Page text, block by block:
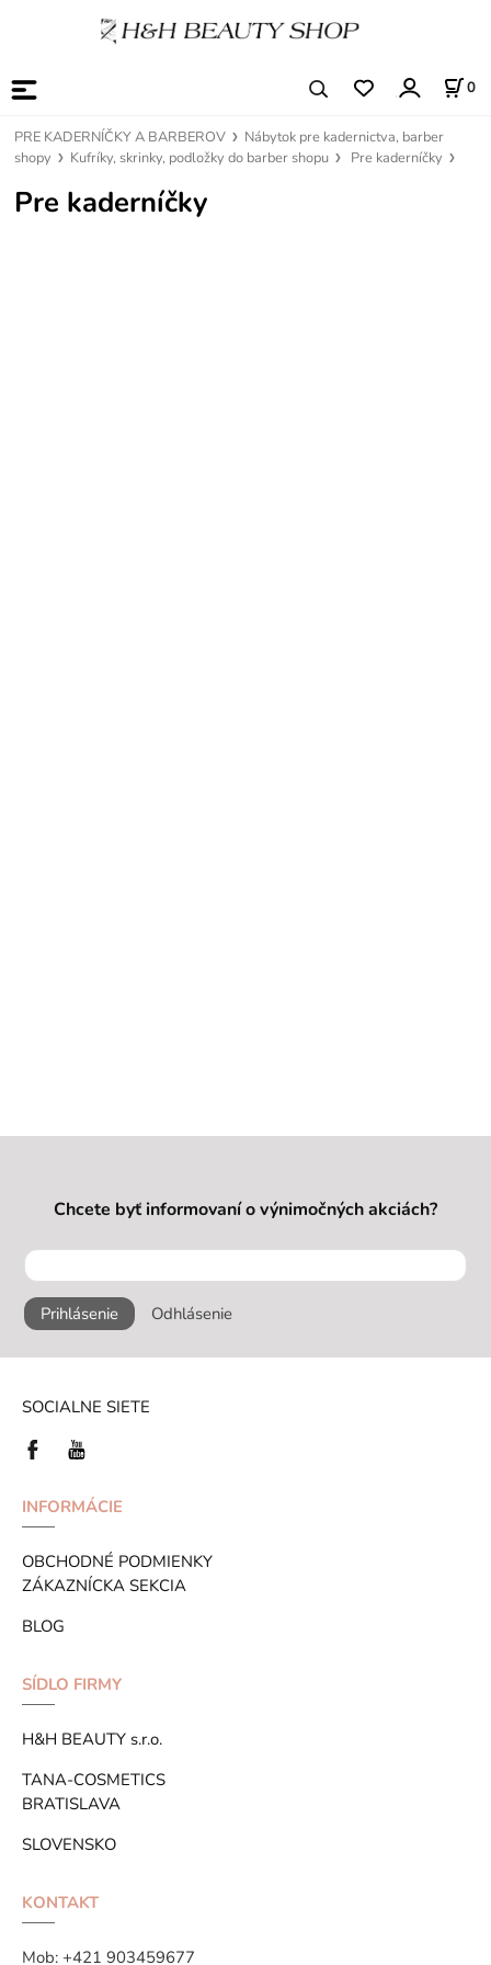
0
PRE KADERNÍČKY A BARBEROV
Nábytok pre kadernictva, barber
shopy
Kufríky, skrinky, podložky do barber shopu Pre kaderníčky
Pre kaderníčky
Chcete byť informovaní o výnimočných akciách?
Prihlásenie Odhlásenie
SOCIALNE SIETE
INFORMÁCIE
OBCHODNÉ PODMIENKY
ZÁKAZNÍCKA SEKCIA
BLOG
SÍDLO FIRMY
H&H BEAUTY s.r.o.
TANA-COSMETICS
BRATISLAVA
SLOVENSKO
KONTAKT
Mob: +421 903459677